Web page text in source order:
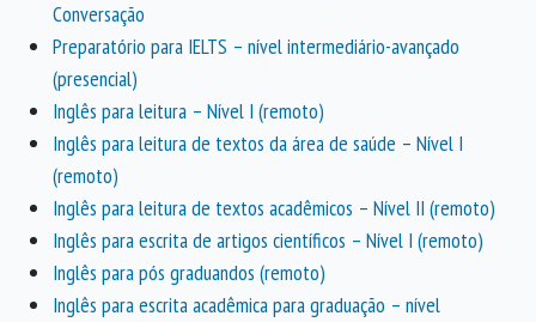
Conversação
Preparatório para IELTS – nível intermediário-avançado
(presencial)
Inglês para leitura – Nível I (remoto)
Inglês para leitura de textos da área de saúde – Nível I
(remoto)
Inglês para leitura de textos acadêmicos – Nível II (remoto)
Inglês para escrita de artigos científicos – Nível I (remoto)
Inglês para pós graduandos (remoto)
Inglês para escrita acadêmica para graduação – nível